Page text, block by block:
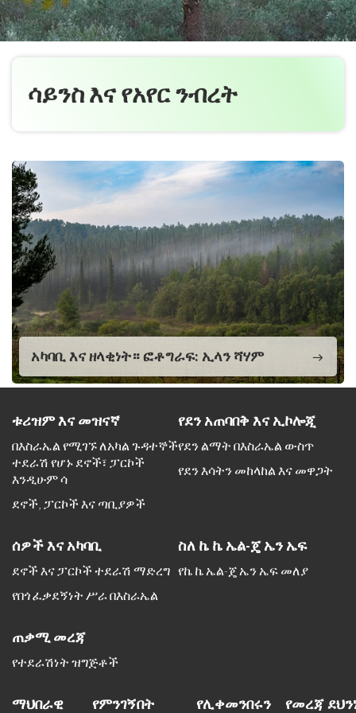
ሳይንስ እና የአየር ንብረት
አካባቢ እና ዘላቂነት። ፎቶግራፍ: ኢላን ሻሃም
ቱሪዝም እና መዝናኛ
በእስራኤል የሚገኙ ለአካል ጉዳተኞች
ተደራሽ የሆኑ ደኖች፣ ፓርኮች
እንዲሁም ሳ
ደኖች, ፓርኮች እና ጣቢያዎች
የደን አጠባበቅ እና ኢኮሎጂ
የደን ልማት በእስራኤል ውስጥ
የደን እሳትን መከላከል እና መዋጋት
ሰዎች እና አካባቢ
ደኖች እና ፓርኮች ተደራሽ ማድረግ
የበጎ ፈቃደኝነት ሥራ በእስራኤል
ስለ ኬ ኬ ኤል-ጄ ኤን ኤፍ
የኬ ኬ ኤል-ጄ ኤን ኤፍ መለያ
ጠቃሚ መረጃ
የተደራሽነት ዝግጅቶች
ማህበራዊ የምንገኝበት የሊቀመንበሩን የመረጃ